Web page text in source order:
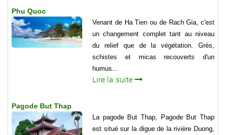
Phu Quoc
Venant de Ha Tien ou de Rach Gia, c'est
un changement complet tant au niveau
du relief que de la végétation. Grès,
schistes et micas recouverts d'un
humus...
Lire la suite
Pagode But Thap
La pagode But Thap, Pagode But Thap
est situé sur la digue de la rivière Duong,